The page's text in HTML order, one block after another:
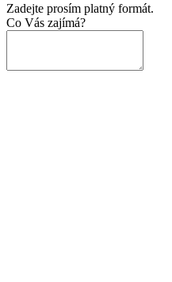
Zadejte prosím platný formát.
Co Vás zajímá?